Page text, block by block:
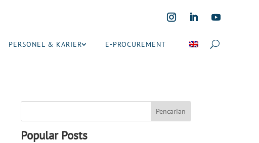
PERSONEL & KARIER E-PROCUREMENT
Popular Posts